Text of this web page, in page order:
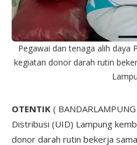
Pegawai dan tenaga alih daya
kegiatan donor darah rutin
OTENTIK (
Distribusi (UID) Lampung
donor darah rutin bekerja